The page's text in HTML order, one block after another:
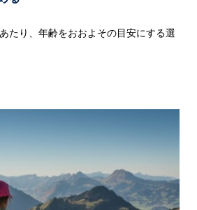
たり、年齢をおおよその目安にする選